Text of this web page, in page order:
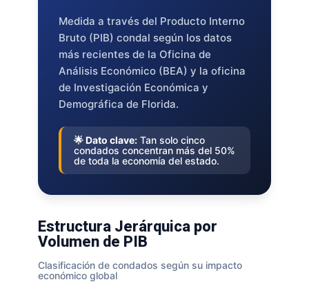
Medida a través del Producto Interno
Bruto (PIB) condal según los datos
más recientes de la Oficina de
Análisis Económico (BEA) y la oficina
de Investigación Económica y
Demográfica de Florida.
🌟 Dato clave:Tan solo cinco
condados concentran más del 50%
de toda la economía del estado.
Estructura Jerárquica por
Volumen de PIB
Clasificación de condados según su impacto
económico global